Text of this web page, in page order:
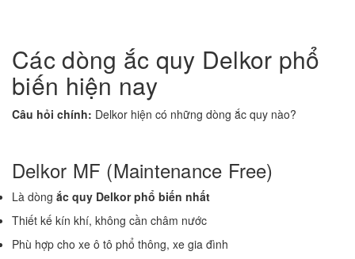
Các dòng ắc quy Delkor phổ
biến hiện nay
Câu hỏi chính: Delkor hiện có những dòng ắc quy nào?
Delkor MF (Maintenance Free)
Là dòng ắc quy Delkor phổ biến nhất
Thiết kế kín khí, không cần châm nước
Phù hợp cho xe ô tô phổ thông, xe gia đình